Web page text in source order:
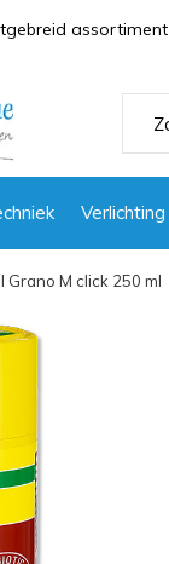
Verlichting
assortiment
Grano M click 250 ml